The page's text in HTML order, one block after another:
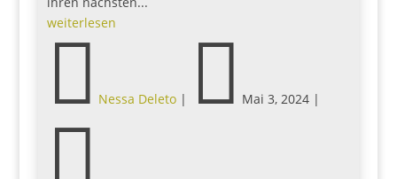
weiterlesen
 Nessa Deleto|  Mai 3, 2024|
